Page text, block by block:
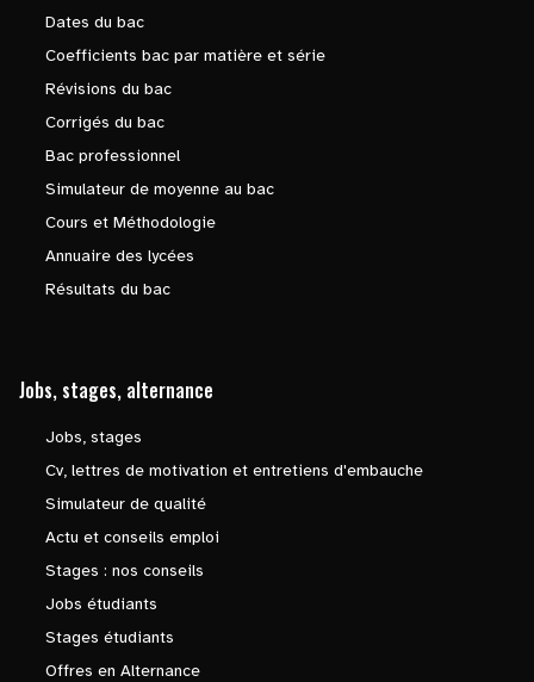
Dates du bac
Coefficients bac par matière et série
Révisions du bac
Corrigés du bac
Bac professionnel
Simulateur de moyenne au bac
Cours et Méthodologie
Annuaire des lycées
Résultats du bac
Jobs, stages, alternance
Jobs, stages
Cv, lettres de motivation et entretiens d'embauche
Simulateur de qualité
Actu et conseils emploi
Stages : nos conseils
Jobs étudiants
Stages étudiants
Offres en Alternance